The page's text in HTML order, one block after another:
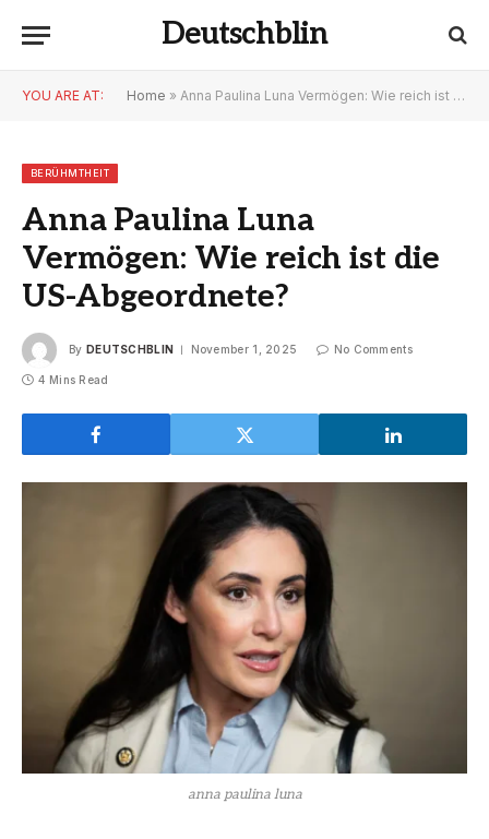
Deutschblin
YOU ARE AT: Home » Anna Paulina Luna Vermögen: Wie reich ist die US-Abgeordnete?
BERÜHMTHEIT
Anna Paulina Luna
Vermögen: Wie reich ist die
US-Abgeordnete?
By DEUTSCHBLIN November 1, 2025 No Comments
4 Mins Read
anna paulina luna